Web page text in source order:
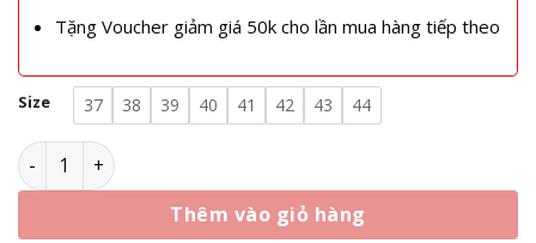
Tặng Voucher giảm giá 50k cho lần mua hàng tiếp theo
Size 37 38 39 40 41 42 43 44
MLB Chunky Runner Boston Red Sox - Chunky Runner Đỏ
Thêm vào giỏ hàng